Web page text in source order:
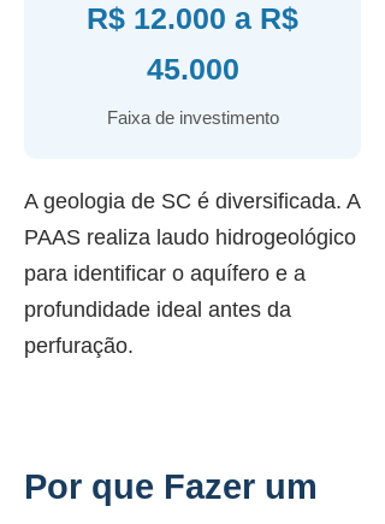
R$ 12.000 a R$
45.000
Faixa de investimento
A geologia de SC é diversificada. A
PAAS realiza laudo hidrogeológico
para identificar o aquífero e a
profundidade ideal antes da
perfuração.
Por que Fazer um